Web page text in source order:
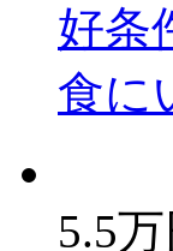
好条
食に
5.5万